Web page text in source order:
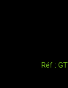
Réf :